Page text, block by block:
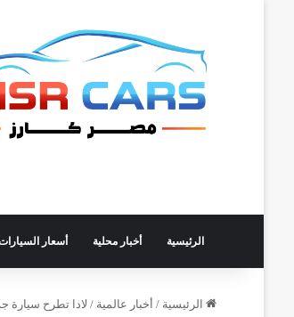
الرئيسية أخبار محلية أسعار
الرئيسية / أخبار عالمية / لادا تطرح سيارة